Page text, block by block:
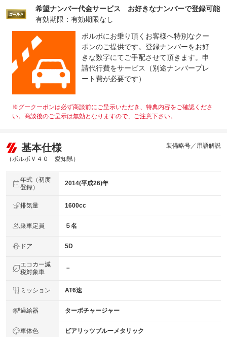
希望ナンバー代金サービス お好きなナンバーで登録可能
有効期限：有効期限なし
ボルボにお乗り頂くお客様へ特別なクー
ポンのご提供です。登録ナンバーをお好
きな数字にてご手配させて頂きます。申
請代行費をサービス（別途ナンバープレ
ート費が必要です）
※グークーポンは必ず商談前にご呈示いただき、特典内容をご確認くださ
い。商談後のご呈示は無効となりますので、ご注意下さい。
基本仕様
（ボルボＶ４０ 愛知県）
装備略号／用語解説
年式（初度
登録）
2014(平成26)年
排気量 1600cc
乗車定員 ５名
ドア 5D
エコカー減
税対象車
－
ミッション AT6速
過給器 ターボチャージャー
車体色 ビアリッツブルーメタリック